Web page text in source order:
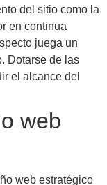
del sitio como la
en continua
juega un
Dotarse de las
el alcance del
web
web estratégico